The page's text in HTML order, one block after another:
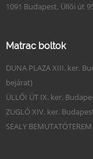
1091 Budapest, Üllői út
Matrac boltok
DUNA PLAZA XIII. ker.
bejárat)
ÜLLŐI ÚT IX. ker.
ZUGLÓ XIV. ker.
SEALY